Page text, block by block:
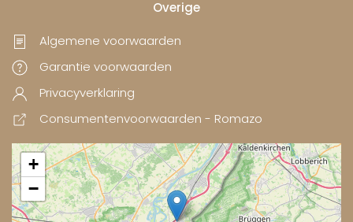
Overige
Algemene voorwaarden
Garantie voorwaarden
Privacyverklaring
Consumentenvoorwaarden - Romazo
+
−